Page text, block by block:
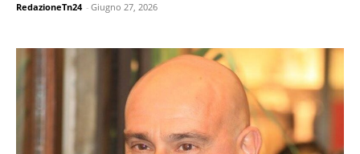
RedazioneTn24 - Giugno 27, 2026